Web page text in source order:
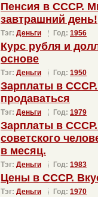
Пенсия в СССР.
завтрашний день!
Тэг: Деньги Год: 1956
Курс рубля и
основе
Тэг: Деньги Год: 1950
Зарплаты в
продаваться
Тэг: Деньги Год: 1979
Зарплаты в
советского
в месяц.
Тэг: Деньги Год: 1983
Цены в СССР.
Тэг: Деньги Год: 1970